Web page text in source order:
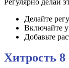
Делайте
Включайте
Добавьте
Хитрость 8